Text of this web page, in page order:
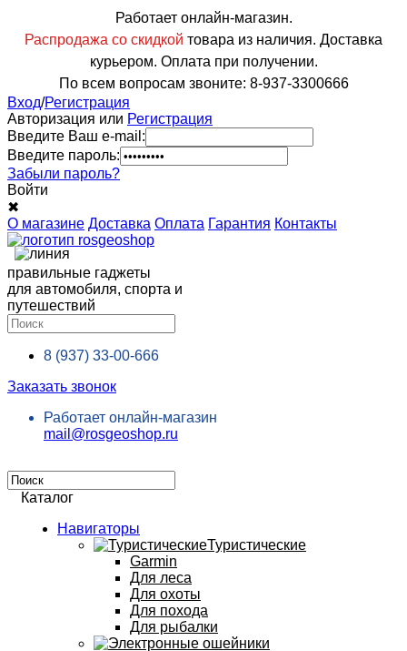
Работает онлайн-магазин.
Распродажа со скидкой товара из наличия. Доставка
курьером. Оплата при получении.
По всем вопросам звоните: 8-937-3300666
Вход/Регистрация
Авторизация или Регистрация
Введите Ваш e-mail:
Введите пароль:
Забыли пароль?
Войти
✖
О магазине Доставка Оплата Гарантия Контакты
правильные гаджеты
для автомобиля, спорта и
путешествий
8 (937) 33-00-666
Заказать звонок
Работает онлайн-магазин
mail@rosgeoshop.ru
Каталог
Навигаторы
Туристические
Garmin
Для леса
Для охоты
Для похода
Для рыбалки